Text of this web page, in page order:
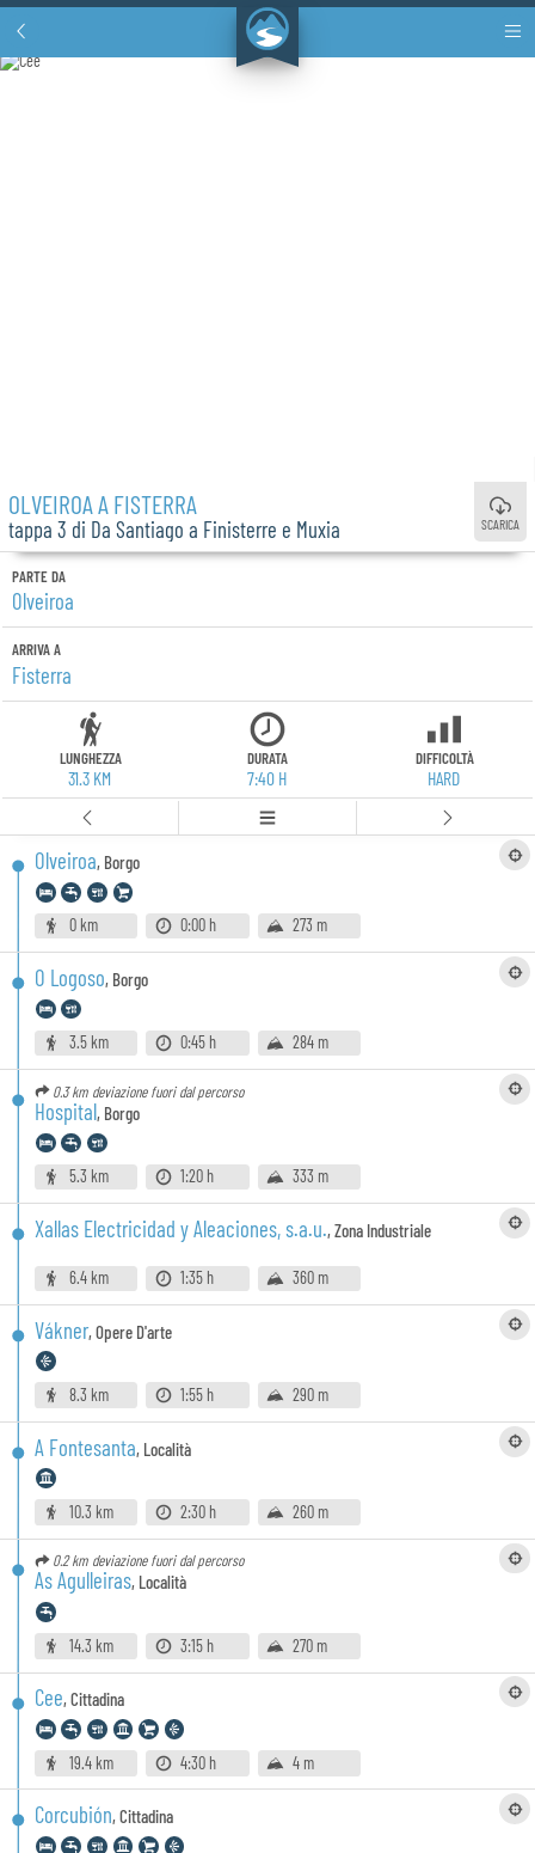
OLVEIROA A FISTERRA
tappa 3 di Da Santiago a Finisterre e Muxia SCARICA
PARTE DA
Olveiroa
ARRIVA A
Fisterra
LUNGHEZZA
31.3 KM
DURATA
7:40 H
DIFFICOLTÀ
HARD
Olveiroa, Borgo
0 km 0:00 h 273 m
O Logoso, Borgo
3.5 km 0:45 h 284 m
0.3 km deviazione fuori dal percorso
Hospital, Borgo
5.3 km 1:20 h 333 m
Xallas Electricidad y Aleaciones, s.a.u.,Zona Industriale
6.4 km 1:35 h 360 m
Vákner,Opere D'arte
8.3 km 1:55 h 290 m
A Fontesanta, Località
10.3 km 2:30 h 260 m
0.2 km deviazione fuori dal percorso
As Agulleiras, Località
14.3 km 3:15 h 270 m
Cee,Cittadina
19.4 km 4:30 h 4 m
Corcubión,Cittadina